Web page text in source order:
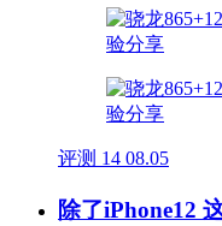
评测 14 08.05
除了iPhone12